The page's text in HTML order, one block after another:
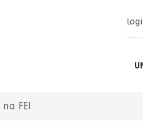
FEI